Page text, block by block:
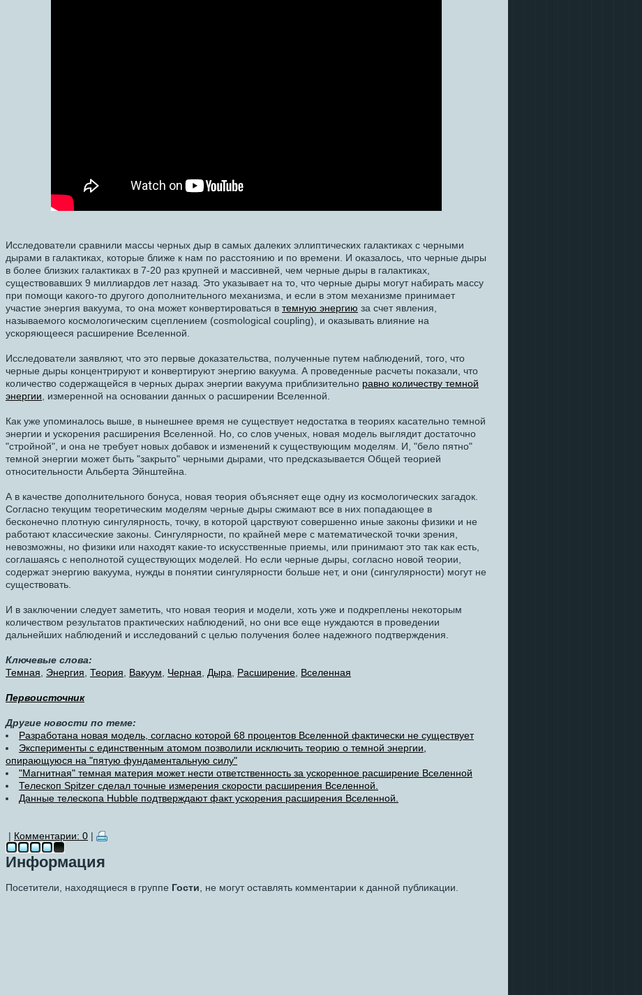
Исследователи сравнили массы черных дыр в самых далеких эллиптических галактиках с черными
дырами в галактиках, которые ближе к нам по расстоянию и по времени. И оказалось, что черные дыры
в более близких галактиках в 7-20 раз крупней и массивней, чем черные дыры в галактиках,
существовавших 9 миллиардов лет назад. Это указывает на то, что черные дыры могут набирать массу
при помощи какого-то другого дополнительного механизма, и если в этом механизме принимает
участие энергия вакуума, то она может конвертироваться в темную энергию за счет явления,
называемого космологическим сцеплением (cosmological coupling), и оказывать влияние на
ускоряющееся расширение Вселенной.
Исследователи заявляют, что это первые доказательства, полученные путем наблюдений, того, что
черные дыры концентрируют и конвертируют энергию вакуума. А проведенные расчеты показали, что
количество содержащейся в черных дырах энергии вакуума приблизительно равно количеству темной
энергии , измеренной на основании данных о расширении Вселенной.
Как уже упоминалось выше, в нынешнее время не существует недостатка в теориях касательно темной
энергии и ускорения расширения Вселенной. Но, со слов ученых, новая модель выглядит достаточно
"стройной", и она не требует новых добавок и изменений к существующим моделям. И, "бело пятно"
темной энергии может быть "закрыто" черными дырами, что предсказывается Общей теорией
относительности Альберта Эйнштейна.
А в качестве дополнительного бонуса, новая теория объясняет еще одну из космологических загадок.
Согласно текущим теоретическим моделям черные дыры сжимают все в них попадающее в
бесконечно плотную сингулярность, точку, в которой царствуют совершенно иные законы физики и не
работают классические законы. Сингулярности, по крайней мере с математической точки зрения,
невозможны, но физики или находят какие-то искусственные приемы, или принимают это так как есть,
соглашаясь с неполнотой существующих моделей. Но если черные дыры, согласно новой теории,
содержат энергию вакуума, нужды в понятии сингулярности больше нет, и они (сингулярности) могут не
существовать.
И в заключении следует заметить, что новая теория и модели, хоть уже и подкреплены некоторым
количеством результатов практических наблюдений, но они все еще нуждаются в проведении
дальнейших наблюдений и исследований с целью получения более надежного подтверждения.
Ключевые слова:
Темная
Энергия Теория Вакуум Черная Дыра Расширение Вселенная
Первоисточник
Другие новости по теме:
Разработана новая модель, согласно которой 68 процентов Вселенной фактически не существует
Эксперименты с единственным атомом позволили исключить теорию о темной энергии,
опирающуюся на "пятую фундаментальную силу"
"Магнитная" темная материя может нести ответственность за ускоренное расширение Вселенной
Телескоп Spitzer сделал точные измерения скорости расширения Вселенной.
Данные телескопа Hubble подтверждают факт ускорения расширения Вселенной.
| Комментарии: 0 |
Информация
Посетители, находящиеся в группе Гости, не могут оставлять комментарии к данной публикации.